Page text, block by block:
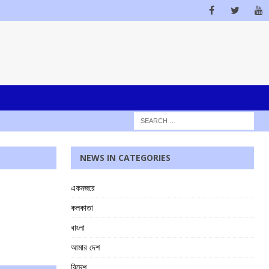
NEWS IN CATEGORIES
একনজরে
কলকাতা
বাংলা
আমার দেশ